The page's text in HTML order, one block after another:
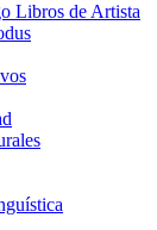
Libros de Artista